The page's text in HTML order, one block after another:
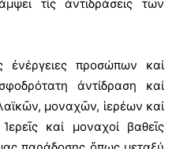
τίς ἀντιδράσεις τῶν
ἐνέργειες προσώπων καί
ἀντίδραση καί
μοναχῶν, ἱερέων καί
καί μοναχοί βαθεῖς